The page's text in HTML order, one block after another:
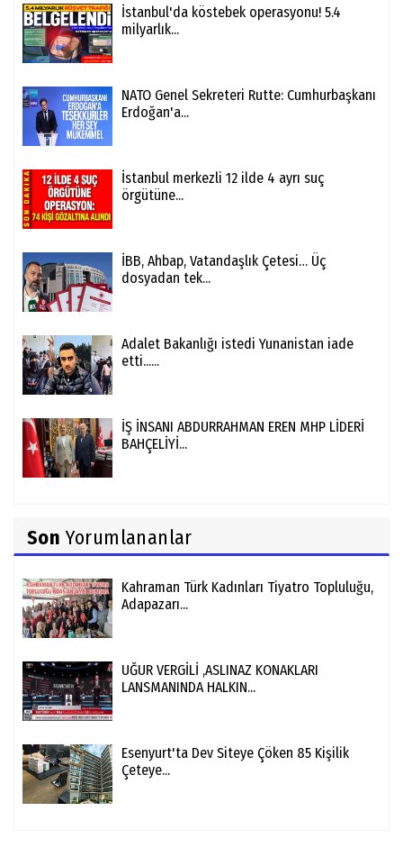
İstanbul'da köstebek operasyonu! 5.4
milyarlık...
NATO Genel Sekreteri Rutte: Cumhurbaşkanı
Erdoğan'a...
İstanbul merkezli 12 ilde 4 ayrı suç
örgütüne...
İBB, Ahbap, Vatandaşlık Çetesi… Üç
dosyadan tek...
Adalet Bakanlığı istedi Yunanistan iade
etti......
İŞ İNSANI ABDURRAHMAN EREN MHP LİDERİ
BAHÇELİYİ...
Son Yorumlananlar
Kahraman Türk Kadınları Tiyatro Topluluğu,
Adapazarı...
UĞUR VERGİLİ ,ASLINAZ KONAKLARI
LANSMANINDA HALKIN...
Esenyurt'ta Dev Siteye Çöken 85 Kişilik
Çeteye...